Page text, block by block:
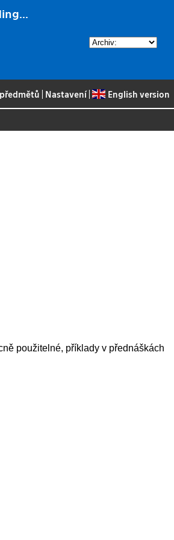
Nastavení| English version
použitelné, příklady v přednáškách